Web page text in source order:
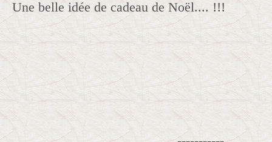
Une belle idée de cadeau de Noël.... !!!